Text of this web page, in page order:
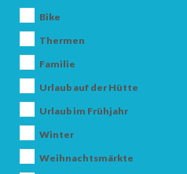
Bike
Thermen
Familie
Urlaub auf der Hütte
Urlaub im Frühjahr
Winter
Weihnachtsmärkte